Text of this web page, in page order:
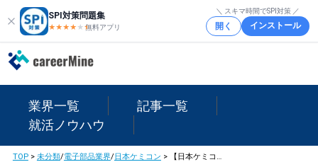
SPI対策問題集
★★★★ ★★
無料アプリ
＼ スキマ時間でSPI対策 ／
開く インストール
業界一覧
記事一覧
就活ノウハウ
TOP> 未分類/電子部品業界/日本ケミコン > 【日本ケミコン】平均年収614万円｜年収推移・業界・年代・役職別など徹底解説！